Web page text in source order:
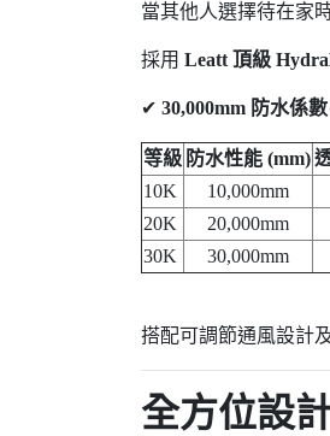
當其他人選擇待在家
採用 Leatt 頂級
✔ 30,000mm 防水係數
等級 防水性能 (mm)
10K
10,000mm
20K
20,000mm
30K
30,000mm
搭配可調節通風設計
全方位設